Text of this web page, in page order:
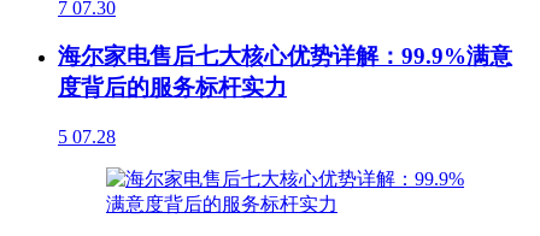
7 07.30
海尔家电售后七大核心优势详解：99.9%满意
度背后的服务标杆实力
5 07.28